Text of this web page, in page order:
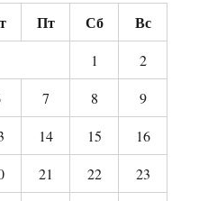
Пт Сб Вс
1
2
7 8
9
14 15
16
21 22
23